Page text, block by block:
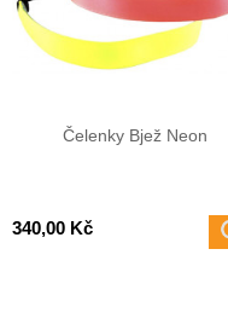
Čelenky Bjež Neon
340,00 Kč